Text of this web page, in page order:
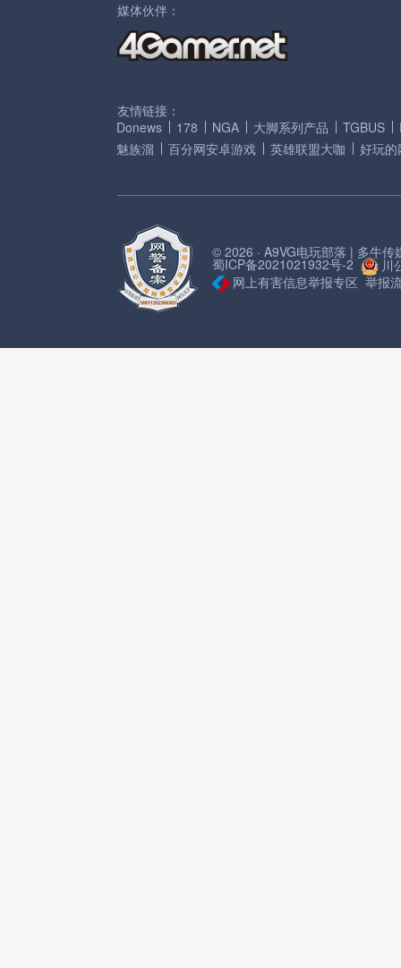
媒体伙伴：
友情链接：
Donews
178 NGA 大脚系列产品 TGBUS
魅族溜
百分网安卓游戏 英雄联盟大咖 好玩的
© 2026 · A9VG电玩部落 | 多牛传
蜀ICP备2021021932号-2
川
网上有害信息举报专区 举报